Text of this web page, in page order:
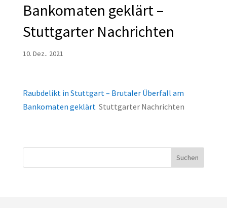
Bankomaten geklärt –
Stuttgarter Nachrichten
10. Dez.. 2021
Raubdelikt in Stuttgart – Brutaler Überfall am
Bankomaten geklärt Stuttgarter Nachrichten
Suchen